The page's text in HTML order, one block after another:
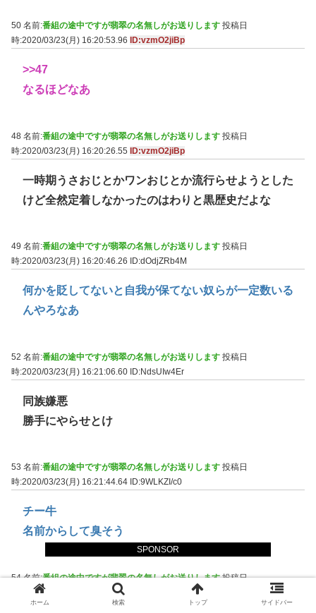
SPONSOR
50 名前:番組の途中ですが翡翠の名無しがお送りします 投稿日
時:2020/03/23(月) 16:20:53.96
ID:vzmO2jiBp
>>47
なるほどなあ
48 名前:番組の途中ですが翡翠の名無しがお送りします 投稿日
時:2020/03/23(月) 16:20:26.55 ID:vzmO2jiBp
一時期うさおじとかワンおじとか流行らせようとした
けど全然定着しなかったのはわりと黒歴史だよな
49 名前:番組の途中ですが翡翠の名無しがお送りします 投稿日
時:2020/03/23(月) 16:20:46.26
ID:dOdjZRb4M
何かを貶してないと自我が保てない奴らが一定数いる
んやろなあ
52 名前:番組の途中ですが翡翠の名無しがお送りします 投稿日
時:2020/03/23(月) 16:21:06.60 ID:NdsUIw4Er
同族嫌悪
勝手にやらせとけ
53 名前:番組の途中ですが翡翠の名無しがお送りします 投稿日
時:2020/03/23(月) 16:21:44.64 ID:9WLKZI/c0
チー牛
名前からして臭そう
54 名前:番組の途中ですが翡翠の名無しがお送りします投稿日
時:2020/03/23(月) 16:22:08.37
ホーム 検索 トップ サイドバー